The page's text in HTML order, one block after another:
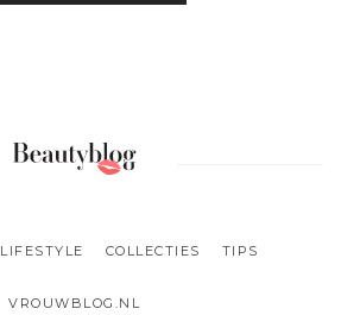
LIFESTYLE COLLECTIES TIPS
VROUWBLOG.NL